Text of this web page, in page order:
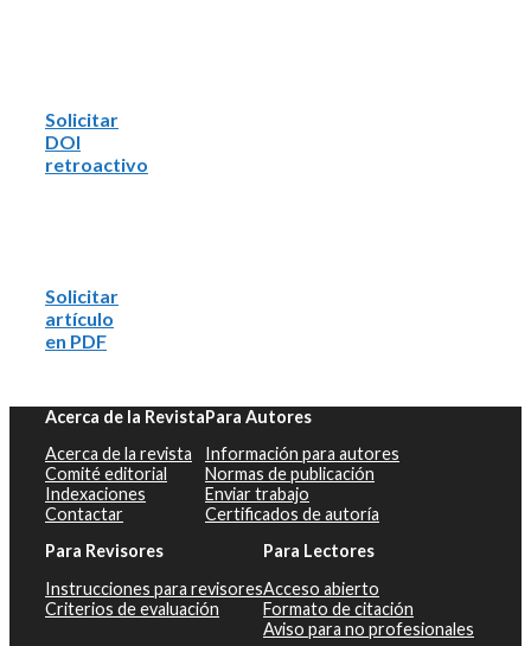
Solicitar
DOI
retroactivo
Solicitar
artículo
en PDF
Acerca de la Revista
Acerca de la revista
Comité editorial
Indexaciones
Contactar
Para Autores
Información para autores
Normas de publicación
Enviar trabajo
Certificados de autoría
Para Revisores
Instrucciones para revisores
Criterios de evaluación
Para Lectores
Acceso abierto
Formato de citación
Aviso para no profesionales